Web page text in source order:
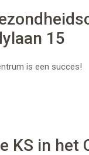
15
is een succes!
KS in het